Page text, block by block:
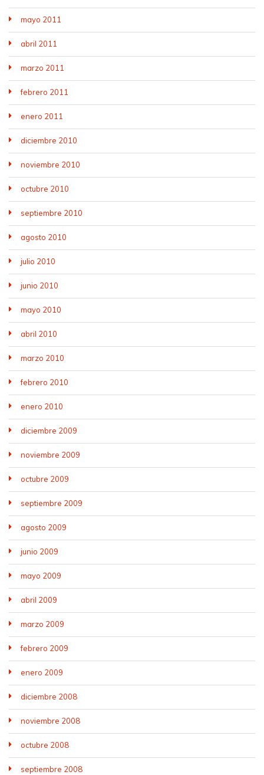
mayo 2011
abril 2011
marzo 2011
febrero 2011
enero 2011
diciembre 2010
noviembre 2010
octubre 2010
septiembre 2010
agosto 2010
julio 2010
junio 2010
mayo 2010
abril 2010
marzo 2010
febrero 2010
enero 2010
diciembre 2009
noviembre 2009
octubre 2009
septiembre 2009
agosto 2009
junio 2009
mayo 2009
abril 2009
marzo 2009
febrero 2009
enero 2009
diciembre 2008
noviembre 2008
octubre 2008
septiembre 2008